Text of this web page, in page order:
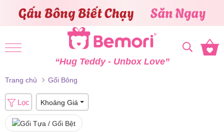
Skip to content
“Hug Teddy - Unbox Love”
Trang chủ Gối Bông
Lọc Khoảng Giá